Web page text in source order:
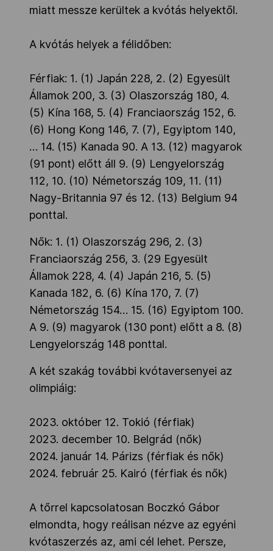
miatt messze kerültek a kvótás helyektől.
A kvótás helyek a félidőben:
Férfiak: 1. (1) Japán 228, 2. (2) Egyesült
Államok 200, 3. (3) Olaszország 180, 4.
(5) Kína 168, 5. (4) Franciaország 152, 6.
(6) Hong Kong 146, 7. (7), Egyiptom 140,
… 14. (15) Kanada 90. A 13. (12) magyarok
(91 pont) előtt áll 9. (9) Lengyelország
112, 10. (10) Németország 109, 11. (11)
Nagy-Britannia 97 és 12. (13) Belgium 94
ponttal.
Nők: 1. (1) Olaszország 296, 2. (3)
Franciaország 256, 3. (29 Egyesült
Államok 228, 4. (4) Japán 216, 5. (5)
Kanada 182, 6. (6) Kína 170, 7. (7)
Németország 154… 15. (16) Egyiptom 100.
A 9. (9) magyarok (130 pont) előtt a 8. (8)
Lengyelország 148 ponttal.
A két szakág további kvótaversenyei az
olimpiáig:
2023. október 12. Tokió (férfiak)
2023. december 10. Belgrád (nők)
2024. január 14. Párizs (férfiak és nők)
2024. február 25. Kairó (férfiak és nők)
A tőrrel kapcsolatosan Boczkó Gábor
elmondta, hogy reálisan nézve az egyéni
kvótaszerzés az, ami cél lehet. Persze,